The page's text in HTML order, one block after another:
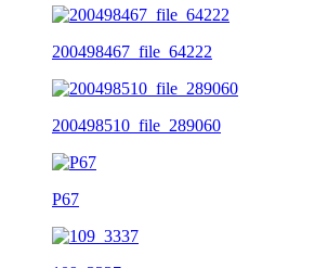
200498467_file_64222
200498510_file_289060
P67